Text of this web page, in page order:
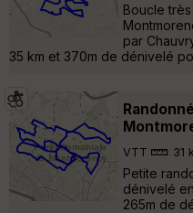
Boucle
par
35 km et 370m de dénivelé
VTT 31
Petite
dénivelé
265m de